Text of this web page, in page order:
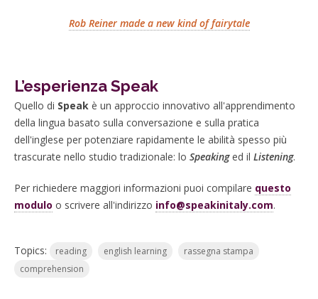
Rob Reiner made a new kind of fairytale
L’esperienza Speak
Quello di Speak è un approccio innovativo all'apprendimento
della lingua basato sulla conversazione e sulla pratica
dell'inglese per potenziare rapidamente le abilità spesso più
trascurate nello studio tradizionale: lo Speakinged il Listening.
Per richiedere maggiori informazioni puoi compilare questo
modulo o scrivere all'indirizzo info@speakinitaly.com.
Topics: reading english learning
rassegna stampa
comprehension